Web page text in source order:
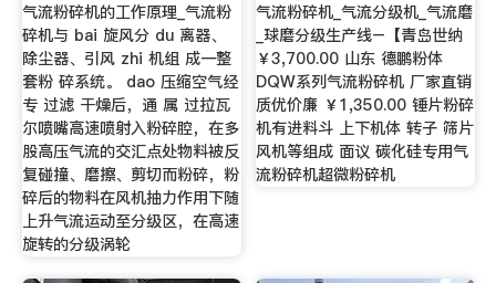
气流粉碎机的工作原理_气流粉
碎机与 bai 旋风分 du 离器、
除尘器、引风 zhi 机组 成一整
套粉 碎系统。 dao 压缩空气经
专 过滤 干燥后，通 属 过拉瓦
尔喷嘴高速喷射入粉碎腔，在多
股高压气流的交汇点处物料被反
复碰撞、磨擦、剪切而粉碎，粉
碎后的物料在风机抽力作用下随
上升气流运动至分级区，在高速
旋转的分级涡轮
气流粉碎机_气流分级机_气流磨
_球磨分级生产线–【青岛世纳
￥3,700.00 山东 德鹏粉体
DQW系列气流粉碎机 厂家直销
质优价廉 ￥1,350.00 锤片粉碎
机有进料斗 上下机体 转子 筛片
风机等组成 面议 碳化硅专用气
流粉碎机超微粉碎机